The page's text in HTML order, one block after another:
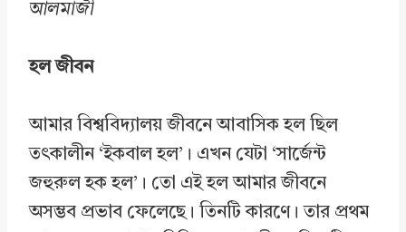
আলমাজী
হল জীবন
আমার বিশ্ববিদ্যালয় জীবনে আবাসিক হল ছিল
তৎকালীন ‘ইকবাল হল’। এখন যেটা ‘সার্জেন্ট
জহুরুল হক হল’। তো এই হল আমার জীবনে
অসম্ভব প্রভাব ফেলেছে। তিনটি কারণে। তার প্রথম